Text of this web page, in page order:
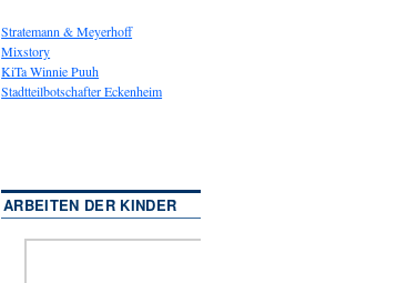
Stratemann & Meyerhoff
Mixstory
KiTa Winnie Puuh
Stadtteilbotschafter Eckenheim
ARBEITEN DER KINDER